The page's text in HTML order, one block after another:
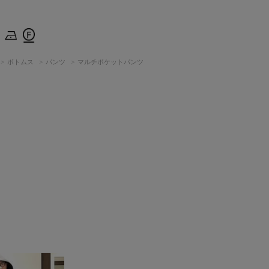
ボトムス パンツ マルチポケットパンツ